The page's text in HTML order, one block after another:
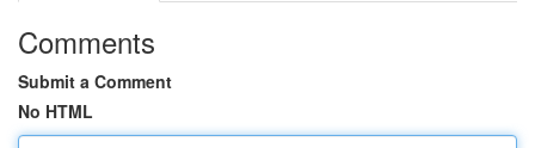
Comments
Submit a Comment
No HTML